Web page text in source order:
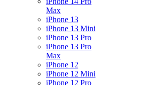
Max
iPhone 13
iPhone 13 Mini
iPhone 13 Pro
iPhone 13 Pro
Max
iPhone 12
iPhone 12 Mini
iPhone 12 Pro